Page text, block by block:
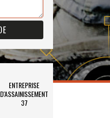
ENTREPRISE
D'ASSAINISSEMENT
37